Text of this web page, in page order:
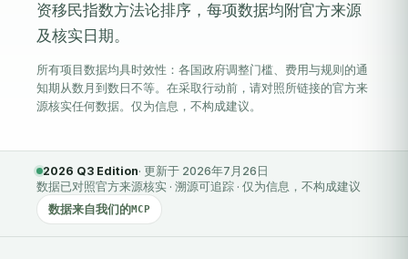
资移民指数方法论排序，每项数据均附官方来源
及核实日期。
所有项目数据均具时效性：各国政府调整门槛、费用与规则的通
知期从数月到数日不等。在采取行动前，请对照所链接的官方来
源核实任何数据。仅为信息，不构成建议。
2026 Q3 Edition· 更新于 2026年7月26日
数据已对照官方来源核实 · 溯源可追踪 · 仅为信息，不构成建议
数据来自我们的MCP